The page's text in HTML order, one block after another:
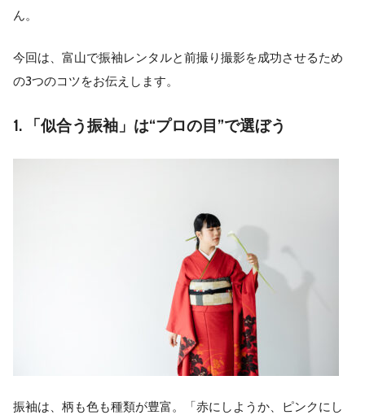
ん。
今回は、富山で振袖レンタルと前撮り撮影を成功させるため
の3つのコツをお伝えします。
1. 「似合う振袖」は“プロの目”で選ぼう
振袖は、柄も色も種類が豊富。「赤にしようか、ピンクにし